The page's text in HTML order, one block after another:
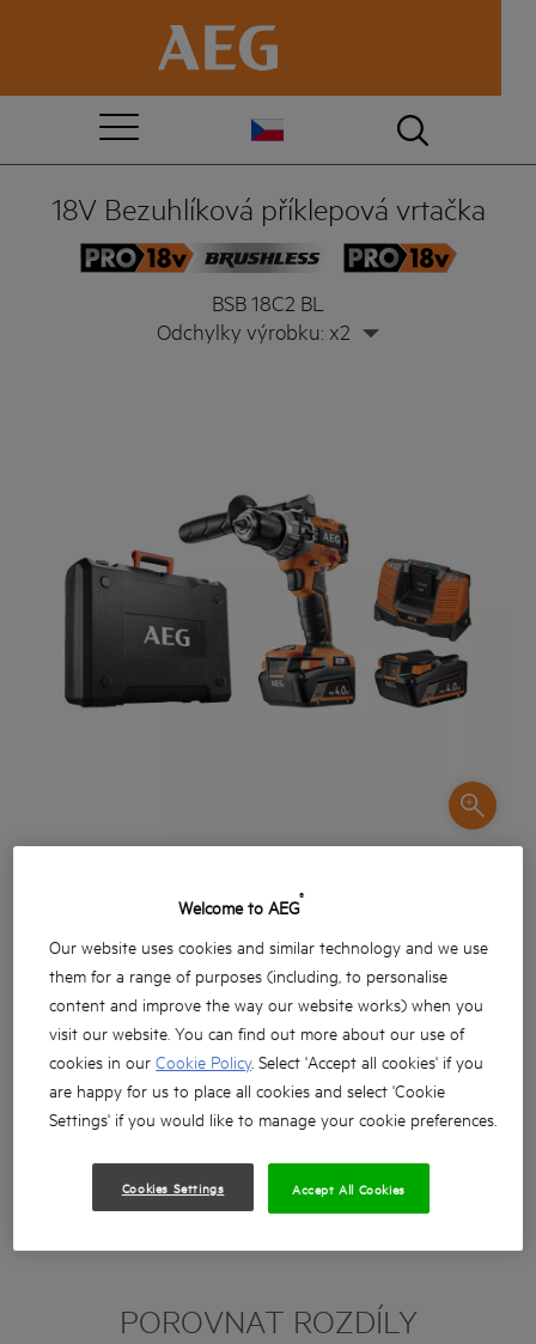
18V Bezuhlíková příklepová vrtačka
BSB 18C2 BL
Odchylky výrobku: x2
Bezuhlíkový motor PROFLUX™ pro větší výkon. Menší
velikost nářadí.
Bezuhlíkový motor podává kroutící moment až 65Nm s
4.0Ah akumulátorem
2 rychlosti 0-500ot./min. a 0-1950ot./min.
Zobrazit více
POROVNAT ROZDÍLY
Welcome to AEG®
Our website uses cookies and similar technology and we use
them for a range of purposes (including, to personalise
content and improve the way our website works) when you
visit our website. You can find out more about our use of
cookies in ourCookie Policy. Select 'Accept all cookies' if you
are happy for us to place all cookies and select 'Cookie
Settings' if you would like to manage your cookie preferences.
Cookies Settings Accept All Cookies